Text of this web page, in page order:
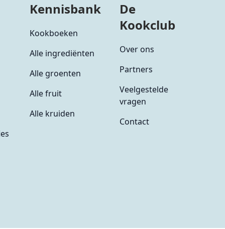
Kennisbank
Kookboeken
Alle ingrediënten
Alle groenten
Alle fruit
Alle kruiden
De
Kookclub
Over ons
Partners
Veelgestelde
vragen
Contact